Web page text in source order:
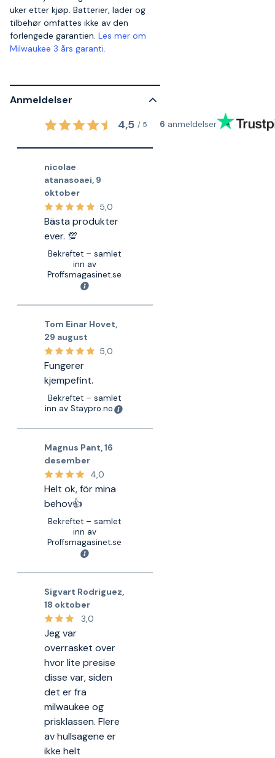
uker etter kjøp. Batterier, lader og
tilbehør omfattes ikke av den
forlengede garantien. Les mer om
Milwaukee 3 års garanti.
Anmeldelser
4,5 / 5 6 anmeldelser
nicolae
atanasoaei 9
oktober
5,0
Bästa produkter
ever. 💯
Bekreftet – samlet
inn av
Proffsmagasinet.se
Tom Einar Hovet
29 august
5,0
Fungerer
kjempefint.
Bekreftet – samlet
inn av Staypro.no
Magnus Pant ,16
desember
4,0
Helt ok, för mina
behov👍
Bekreftet – samlet
inn av
Proffsmagasinet.se
Sigvart Rodriguez
18 oktober
3,0
Jeg var
overrasket over
hvor lite presise
disse var, siden
det er fra
milwaukee og
prisklassen. Flere
av hullsagene er
ikke helt